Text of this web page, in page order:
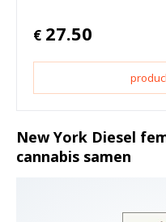
€ 27.50
New York Diesel
cannabis samen